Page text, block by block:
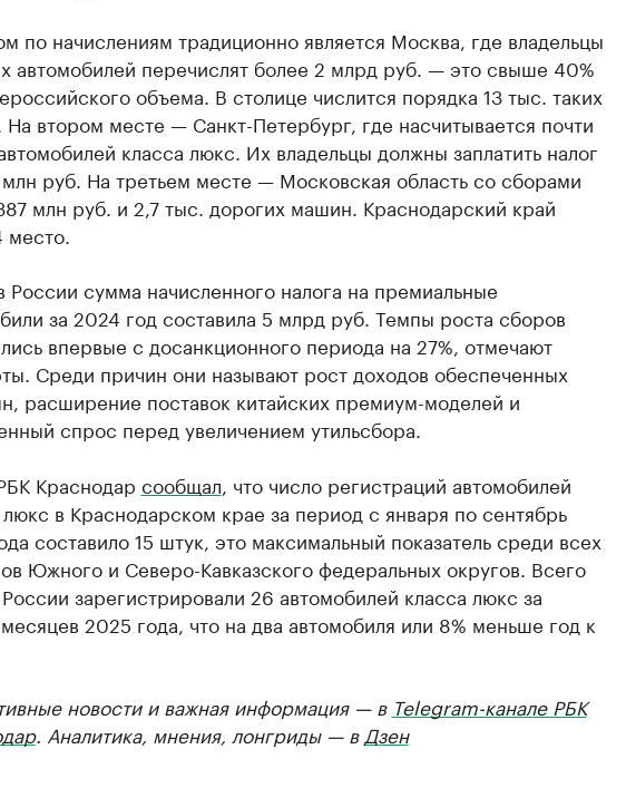
по начислениям традиционно является Москва, где владельцы
автомобилей перечислят более 2 млрд руб. — это свыше 40%
объема. В столице числится порядка 13 тыс. таких
втором месте — Санкт-Петербург, где насчитывается почти
класса люкс. Их владельцы должны заплатить налог
руб. На третьем месте — Московская область со сборами
млн руб. и 2,7 тыс. дорогих машин. Краснодарский край
место.
России сумма начисленного налога на премиальные
за 2024 год составила 5 млрд руб. Темпы роста сборов
впервые с досанкционного периода на 27%, отмечают
Среди причин они называют рост доходов обеспеченных
расширение поставок китайских премиум-моделей и
спрос перед увеличением утильсбора.
Краснодар сообщал , что число регистраций автомобилей
люкс в Краснодарском крае за период с января по сентябрь
составило 15 штук, это максимальный показатель среди всех
Южного и Северо-Кавказского федеральных округов. Всего
зарегистрировали 26 автомобилей класса люкс за
месяцев 2025 года, что на два автомобиля или 8% меньше год к
новости и важная информация — в Telegram-канале РБК
. Аналитика, мнения, лонгриды — в Дзен